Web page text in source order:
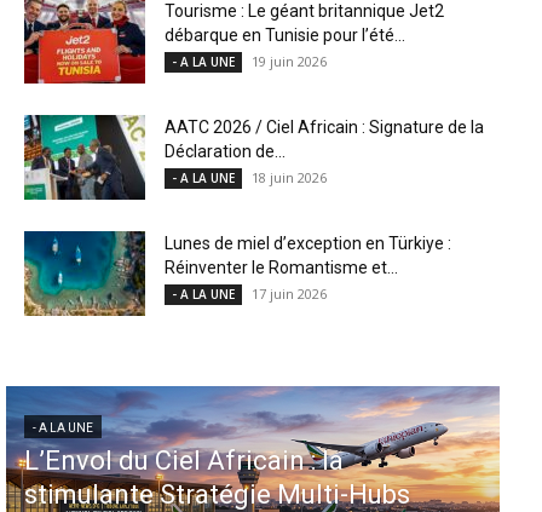
Tourisme : Le géant britannique Jet2
débarque en Tunisie pour l’été...
- A LA UNE 19 juin 2026
AATC 2026 / Ciel Africain : Signature de la
Déclaration de...
- A LA UNE 18 juin 2026
Lunes de miel d’exception en Türkiye :
Réinventer le Romantisme et...
- A LA UNE 17 juin 2026
- A LA UNE
L’Envol du Ciel Africain : la
stimulante Stratégie Multi-Hubs